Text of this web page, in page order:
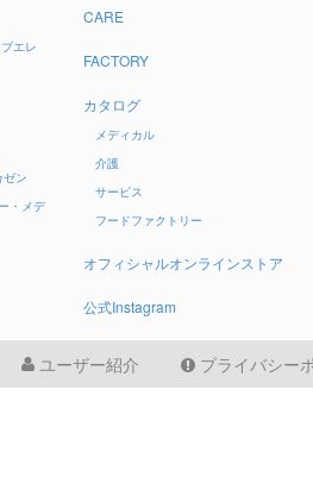
エレ
ン
・メデ
CARE
FACTORY
カタログ
メディカル
介護
サービス
フードファクトリー
オフィシャルオンラインストア
公式Instagram
ユーザー紹介 プライバシー